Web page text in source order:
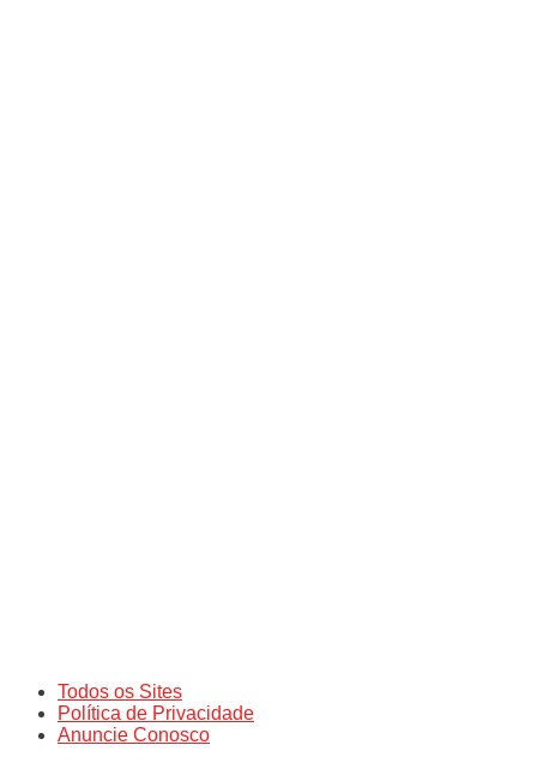
Todos os Sites
Política de Privacidade
Anuncie Conosco